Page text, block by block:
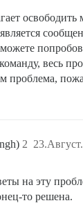
весь
проблема,
2
на эту
то решена.